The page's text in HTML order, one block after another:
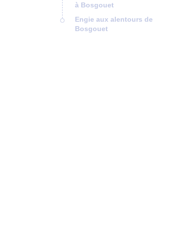
à Bosgouet
Engie aux alentours de
Bosgouet